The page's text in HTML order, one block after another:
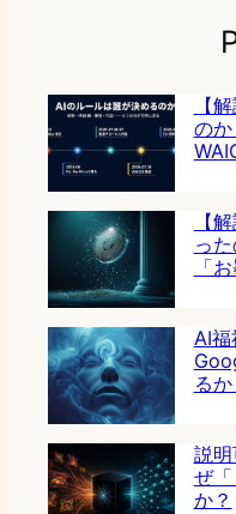
【
の
【
っ
「
AI
る
説
ぜ
か？